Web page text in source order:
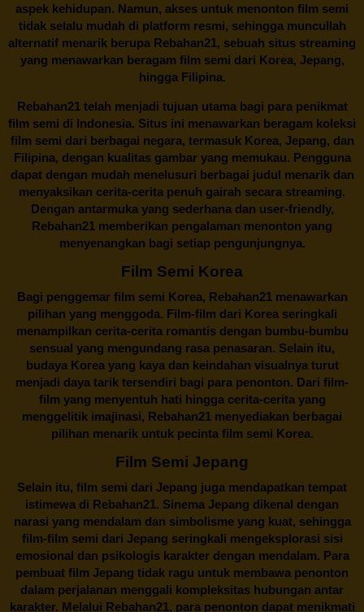
aspek kehidupan. Namun, akses untuk menonton film semi
tidak selalu mudah di platform resmi, sehingga muncullah
alternatif menarik berupa Rebahan21, sebuah situs streaming
yang menawarkan beragam film semi dari Korea, Jepang,
hingga Filipina.
Rebahan21telah menjadi tujuan utama bagi para penikmat
film semi di Indonesia. Situs ini menawarkan beragam koleksi
film semi dari berbagai negara, termasuk Korea, Jepang, dan
Filipina, dengan kualitas gambar yang memukau. Pengguna
dapat dengan mudah menelusuri berbagai judul menarik dan
menyaksikan cerita-cerita penuh gairah secara streaming.
Dengan antarmuka yang sederhana dan user-friendly,
Rebahan21 memberikan pengalaman menonton yang
menyenangkan bagi setiap pengunjungnya.
Film Semi Korea
Bagi penggemar film semi Korea, Rebahan21menawarkan
pilihan yang menggoda. Film-film dari Korea seringkali
menampilkan cerita-cerita romantis dengan bumbu-bumbu
sensual yang mengundang rasa penasaran. Selain itu,
budaya Korea yang kaya dan keindahan visualnya turut
menjadi daya tarik tersendiri bagi para penonton. Dari film-
film yang menyentuh hati hingga cerita-cerita yang
menggelitik imajinasi, Rebahan21 menyediakan berbagai
pilihan menarik untuk pecinta film semi Korea.
Film Semi Jepang
Selain itu, film semi dari Jepang juga mendapatkan tempat
istimewa di Rebahan21. Sinema Jepang dikenal dengan
narasi yang mendalam dan simbolisme yang kuat, sehingga
film-film semi dari Jepang seringkali mengeksplorasi sisi
emosional dan psikologis karakter dengan mendalam. Para
pembuat film Jepang tidak ragu untuk membawa penonton
dalam perjalanan menggali kompleksitas hubungan antar
karakter. Melalui Rebahan21, para penonton dapat menikmati